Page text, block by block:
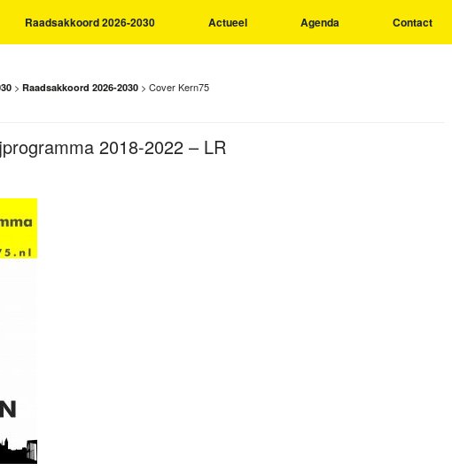
Raadsakkoord 2026-2030 Actueel Agenda Contact
> Raadsakkoord 2026-2030 > Cover Kern75
2018-2022 – LR